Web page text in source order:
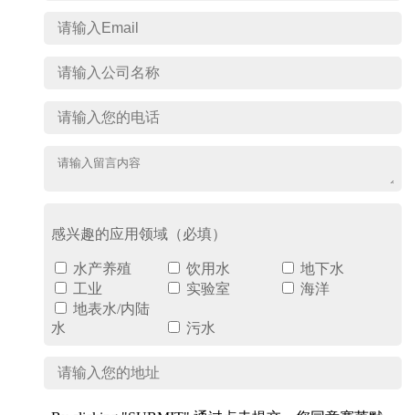
感兴趣的应用领域（必填）
水产养殖 饮用水
地下水
工业
实验室
海洋
地表水/内陆
水
污水